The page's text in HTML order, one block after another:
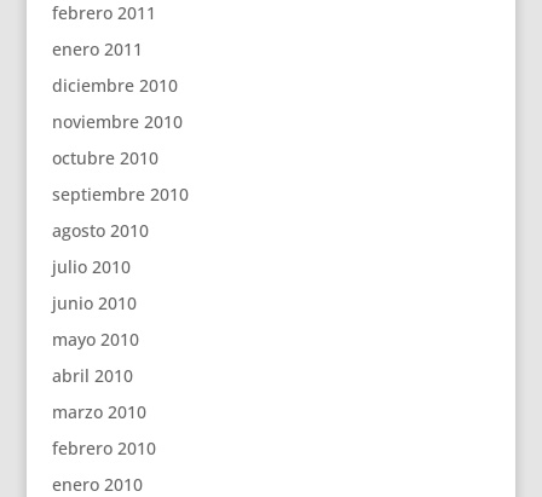
febrero 2011
enero 2011
diciembre 2010
noviembre 2010
octubre 2010
septiembre 2010
agosto 2010
julio 2010
junio 2010
mayo 2010
abril 2010
marzo 2010
febrero 2010
enero 2010